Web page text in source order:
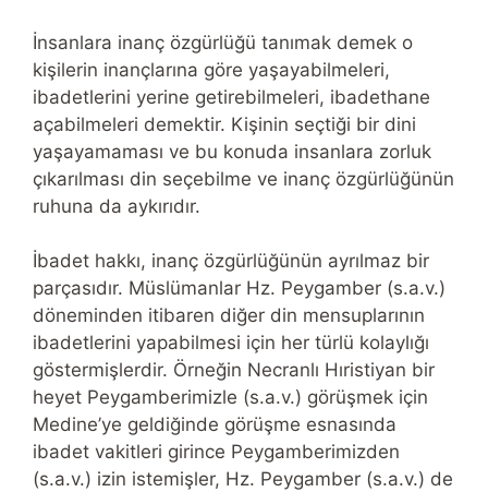
İnsanlara inanç özgürlüğü tanımak demek o
kişilerin inançlarına göre yaşayabilmeleri,
ibadetlerini yerine getirebilmeleri, ibadethane
açabilmeleri demektir. Kişinin seçtiği bir dini
yaşayamaması ve bu konuda insanlara zorluk
çıkarılması din seçebilme ve inanç özgürlüğünün
ruhuna da aykırıdır.
İbadet hakkı, inanç özgürlüğünün ayrılmaz bir
parçasıdır. Müslümanlar Hz. Peygamber (s.a.v.)
döneminden itibaren diğer din mensuplarının
ibadetlerini yapabilmesi için her türlü kolaylığı
göstermişlerdir. Örneğin Necranlı Hıristiyan bir
heyet Peygamberimizle (s.a.v.) görüşmek için
Medine’ye geldiğinde görüşme esnasında
ibadet vakitleri girince Peygamberimizden
(s.a.v.) izin istemişler, Hz. Peygamber (s.a.v.) de